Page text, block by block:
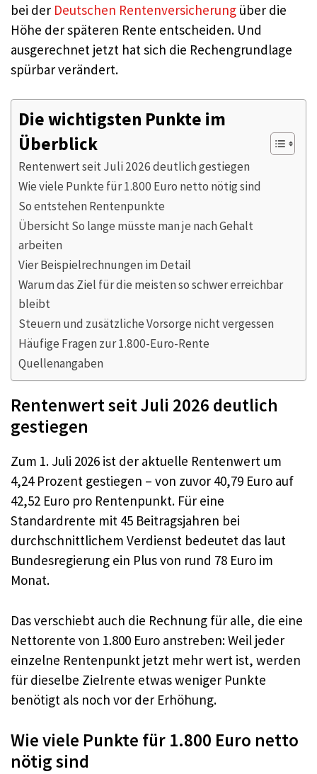
bei der Deutschen Rentenversicherung über die
Höhe der späteren Rente entscheiden. Und
ausgerechnet jetzt hat sich die Rechengrundlage
spürbar verändert.
Die wichtigsten Punkte im
Überblick
Rentenwert seit Juli 2026 deutlich gestiegen
Wie viele Punkte für 1.800 Euro netto nötig sind
So entstehen Rentenpunkte
Übersicht So lange müsste man je nach Gehalt
arbeiten
Vier Beispielrechnungen im Detail
Warum das Ziel für die meisten so schwer erreichbar
bleibt
Steuern und zusätzliche Vorsorge nicht vergessen
Häufige Fragen zur 1.800-Euro-Rente
Quellenangaben
Rentenwert seit Juli 2026 deutlich
gestiegen
Zum 1. Juli 2026 ist der aktuelle Rentenwert um
4,24 Prozent gestiegen – von zuvor 40,79 Euro auf
42,52 Euro pro Rentenpunkt. Für eine
Standardrente mit 45 Beitragsjahren bei
durchschnittlichem Verdienst bedeutet das laut
Bundesregierung ein Plus von rund 78 Euro im
Monat.
Das verschiebt auch die Rechnung für alle, die eine
Nettorente von 1.800 Euro anstreben: Weil jeder
einzelne Rentenpunkt jetzt mehr wert ist, werden
für dieselbe Zielrente etwas weniger Punkte
benötigt als noch vor der Erhöhung.
Wie viele Punkte für 1.800 Euro netto
nötig sind